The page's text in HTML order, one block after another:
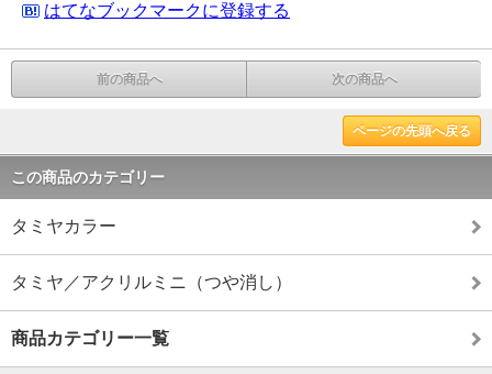
はてなブックマークに登録する
前の商品へ 次の商品へ
ページの先頭へ戻る
この商品のカテゴリー
タミヤカラー
タミヤ／アクリルミニ（つや消し）
商品カテゴリー一覧